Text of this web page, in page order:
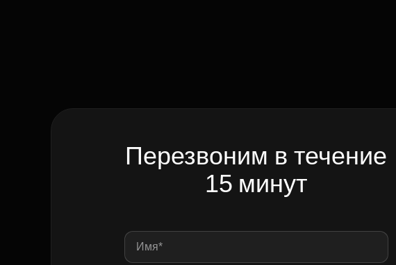
Перезвоним в течение
15 минут